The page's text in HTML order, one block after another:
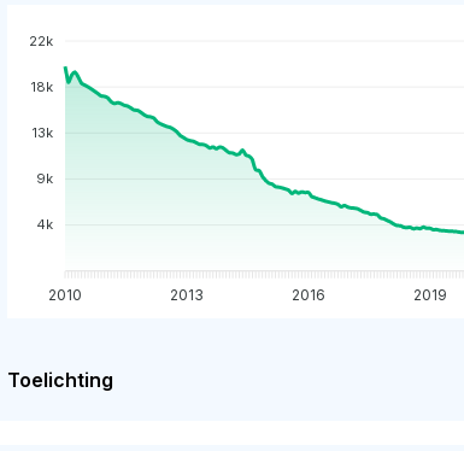
22k
18k
13k
9k
4k
2010 2013 2016 2019
Toelichting